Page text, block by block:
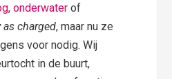
,onderwater of
as charged, maar nu ze
voor nodig. Wij
in de buurt,